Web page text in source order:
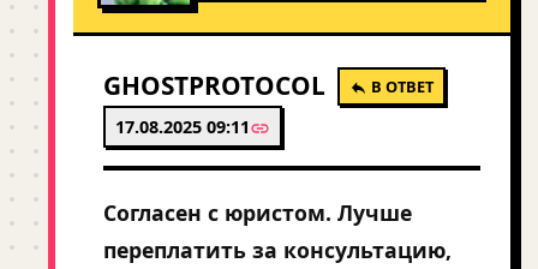
GHOSTPROTOCOL В ОТВЕТ
17.08.2025 09:11
Согласен с юристом. Лучше
переплатить за консультацию,